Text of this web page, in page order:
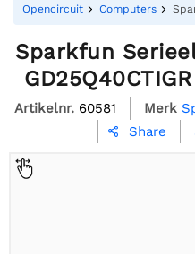
Opencircuit Computers
Sparkfun
Artikelnr. 60581 Merk
 Share